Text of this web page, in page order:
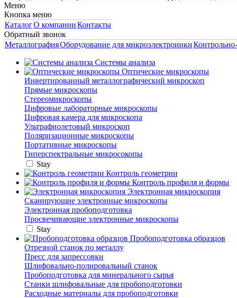
Меню
Кнопка меню
КаталогО компанииКонтакты
Обратный звонок
МеталлографияОборудование для микроэлектроники
Системы анализа
Оптические микроскопы
Инвертированный металлографический микроскоп
Прямые микроскопы
Стереомикроскопы
Цифровые лабораторные микроскопы
Цифровая камера для микроскопа
Ультрафиолетовый микроскоп
Поляризационные микроскопы
Портативные микроскопы
Гиперспектральные микросокопы
Stay
Контроль геометрии
Контроль профиля и формы
Электронная микроскопия
Сканирующие электронные микроскопы
Электронная пробоподготовка
Просвечивающие электронные микроскопы
Stay
Пробоподготовка образцов
Отрезной станок по металлу
Пресс для запрессовки
Шлифовально-полировальный станок
Пробоподготовка для минерального сырья
Станки шлифовальные для пробоподготовки
Расходные материалы для пробоподготовки